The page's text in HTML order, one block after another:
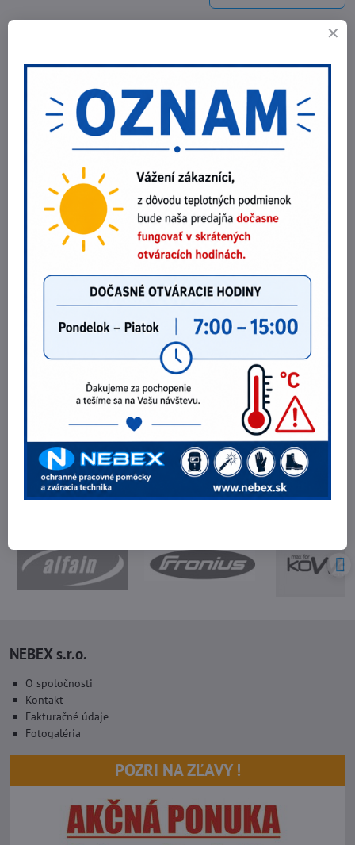
kategórii
Dopravné zrkadlo Vialux 554
209,10 €
170 €bez DPH
Do košíka
Dopravné zrkadlo Vialux 556
338,25 €
bez DPH
Do košíka
Dopravné zrkadlo Vialux 558
445 €bez DPH
Potrebujete poradiť?
Telefónne čísla
0903 40 80 66 / 0907 62 44 82
E-mail
Otváracie hodiny
Pondelok - Piatok 8:00 - 16:00 hod.
(obed 11:30 - 12:30 hod.)
NEBEX s.r.o.
O spoločnosti
Kontakt
Fakturačné údaje
Fotogaléria
POZRI NA ZĽAVY !